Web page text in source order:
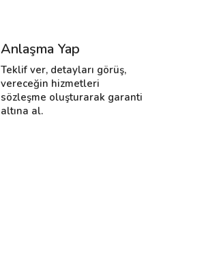
Anlaşma Yap
Teklif ver, detayları görüş,
vereceğin hizmetleri
sözleşme oluşturarak garanti
altına al.